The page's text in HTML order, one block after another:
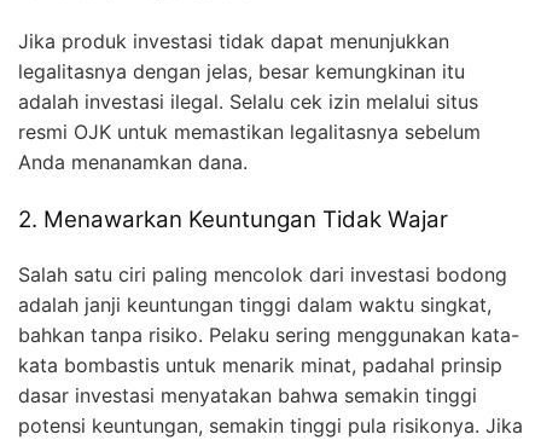
Jika produk investasi tidak dapat menunjukkan
legalitasnya dengan jelas, besar kemungkinan itu
adalah investasi ilegal. Selalu cek izin melalui situs
resmi OJK untuk memastikan legalitasnya sebelum
Anda menanamkan dana.
2. Menawarkan Keuntungan Tidak Wajar
Salah satu ciri paling mencolok dari investasi bodong
adalah janji keuntungan tinggi dalam waktu singkat,
bahkan tanpa risiko. Pelaku sering menggunakan kata-
kata bombastis untuk menarik minat, padahal prinsip
dasar investasi menyatakan bahwa semakin tinggi
potensi keuntungan, semakin tinggi pula risikonya. Jika